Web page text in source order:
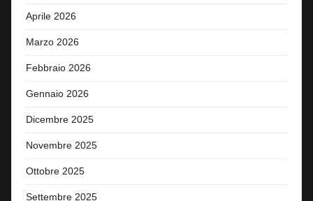
Aprile 2026
Marzo 2026
Febbraio 2026
Gennaio 2026
Dicembre 2025
Novembre 2025
Ottobre 2025
Settembre 2025